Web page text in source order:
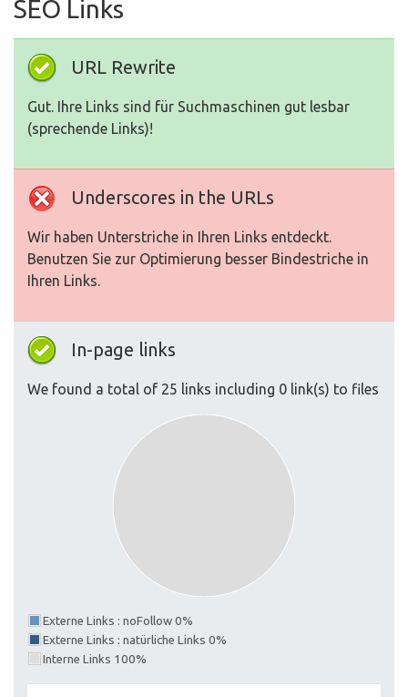
SEO Links
URL Rewrite
Gut. Ihre Links sind für Suchmaschinen gut lesbar
(sprechende Links)!
Underscores in the URLs
Wir haben Unterstriche in Ihren Links entdeckt.
Benutzen Sie zur Optimierung besser Bindestriche in
Ihren Links.
In-page links
We found a total of 25 links including 0 link(s) to files
Externe Links : noFollow 0%
Externe Links : natürliche Links 0%
Interne Links 100%